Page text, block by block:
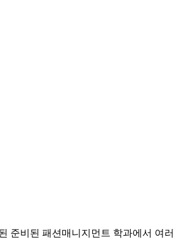
준비된 패션매니지먼트 학과에서 여러